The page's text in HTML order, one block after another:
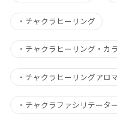
・ チャクラヒーリング
・ チャクラヒーリング・カ
・ チャクラヒーリングアロ
・ チャクラファシリテーター